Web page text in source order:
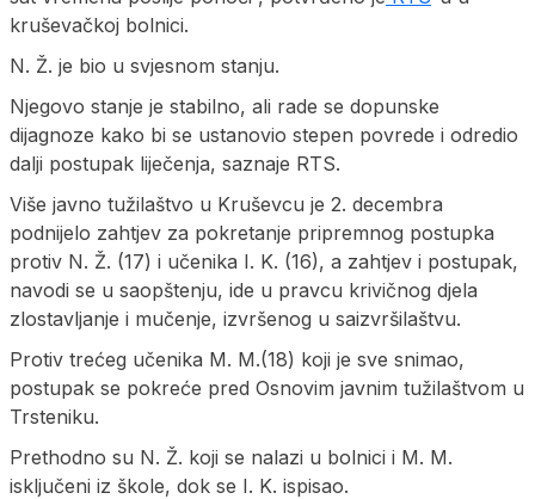
kruševačkoj bolnici.
N. Ž. je bio u svjesnom stanju.
Njegovo stanje je stabilno, ali rade se dopunske
dijagnoze kako bi se ustanovio stepen povrede i odredio
dalji postupak liječenja, saznaje RTS.
Više javno tužilaštvo u Kruševcu je 2. decembra
podnijelo zahtjev za pokretanje pripremnog postupka
protiv N. Ž. (17) i učenika I. K. (16), a zahtjev i postupak,
navodi se u saopštenju, ide u pravcu krivičnog djela
zlostavljanje i mučenje, izvršenog u saizvršilaštvu.
Protiv trećeg učenika M. M.(18) koji je sve snimao,
postupak se pokreće pred Osnovim javnim tužilaštvom u
Trsteniku.
Prethodno su N. Ž. koji se nalazi u bolnici i M. M.
isključeni iz škole, dok se I. K. ispisao.